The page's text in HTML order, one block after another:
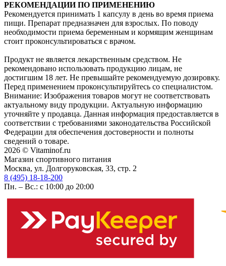
РЕКОМЕНДАЦИИ ПО ПРИМЕНЕНИЮ
Рекомендуется принимать 1 капсулу в день во время приема
пищи. Препарат предназначен для взрослых. По поводу
необходимости приема беременным и кормящим женщинам
стоит проконсультироваться с врачом.
Продукт не является лекарственным средством. Не
рекомендовано использовать продукцию лицам, не
достигшим 18 лет. Не превышайте рекомендуемую дозировку.
Перед применением проконсультируйтесь со специалистом.
Внимание: Изображения товаров могут не соответствовать
актуальному виду продукции. Актуальную информацию
уточняйте у продавца. Данная информация предоставляется в
соответствии с требованиями законодательства Российской
Федерации для обеспечения достоверности и полноты
сведений о товаре.
2026 © Vitaminof.ru
Магазин спортивного питания
Москва, ул. Долгоруковская, 33, стр. 2
8 (495) 18-18-200
Пн. – Вс.: с 10:00 до 20:00